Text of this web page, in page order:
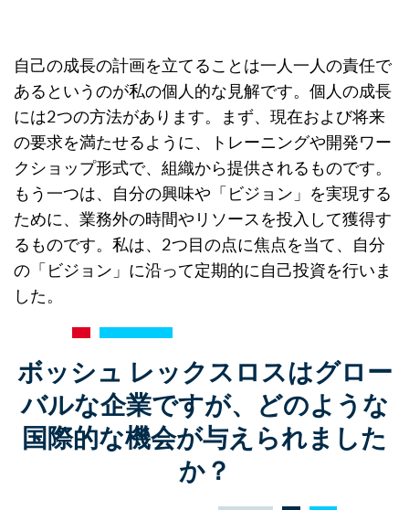
自己の成長の計画を立てることは一人一人の責任で
あるというのが私の個人的な見解です。個人の成長
には2つの方法があります。まず、現在および将来
の要求を満たせるように、トレーニングや開発ワー
クショップ形式で、組織から提供されるものです。
もう一つは、自分の興味や「ビジョン」を実現する
ために、業務外の時間やリソースを投入して獲得す
るものです。私は、2つ目の点に焦点を当て、自分
の「ビジョン」に沿って定期的に自己投資を行いま
した。
ボッシュ レックスロスはグロー
バルな企業ですが、どのような
国際的な機会が与えられました
か？